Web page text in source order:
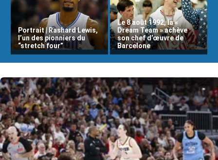
Portrait | Rashard Lewis,
l’un des pionniers du
“stretch four”
Le 8 août 1992, la «
Dream Team » achève
son chef d’œuvre de
Barcelone